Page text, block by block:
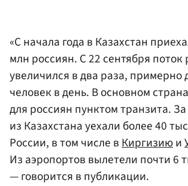
«С начала года в Казахстан
млн россиян. С 22 сентября поток
увеличился в два раза, примерно
человек в день. В основном
для россиян пунктом транзита.
из Казахстана уехали более 40
России, в том числе вКиргизиюи
Из аэропортов вылетели почти 6
— говорится в публикации.